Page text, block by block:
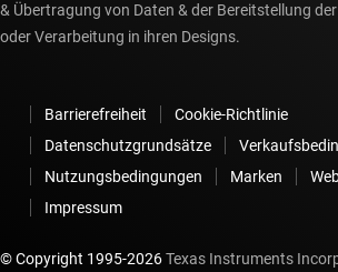
& Übertragung von Daten & der Bereitstellung
oder Verarbeitung in ihren Designs.
Barrierefreiheit
Cookie-Richtlinie
Datenschutzgrundsätze
Nutzungsbedingungen
Marken
Impressum
© Copyright 1995-2026Texas Instruments